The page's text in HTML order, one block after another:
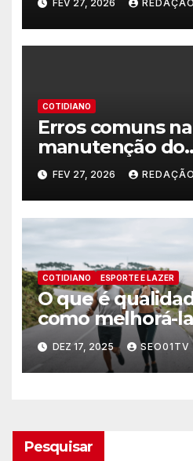
FEV 27, 2026
COTIDIANO
Erros comuns na
manutenção do
encanamento
FEV 27, 2026
COTIDIANO ESPORTE E LAZER
O que é
como melhorá-
DEZ 17, 2025 SEO01TV
Pesquisar